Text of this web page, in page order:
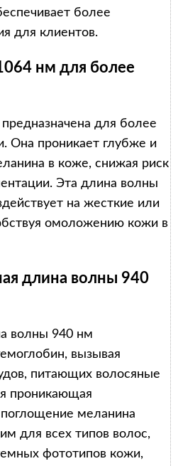
более
для клиентов.
нм для более
для более
Она проникает глубже и
в коже, снижая риск
Эта длина волны
на жесткие или
омоложению кожи в
длина волны 940
волны 940 нм
вызывая
питающих волосяные
проникающая
меланина
для всех типов волос,
фототипов кожи,